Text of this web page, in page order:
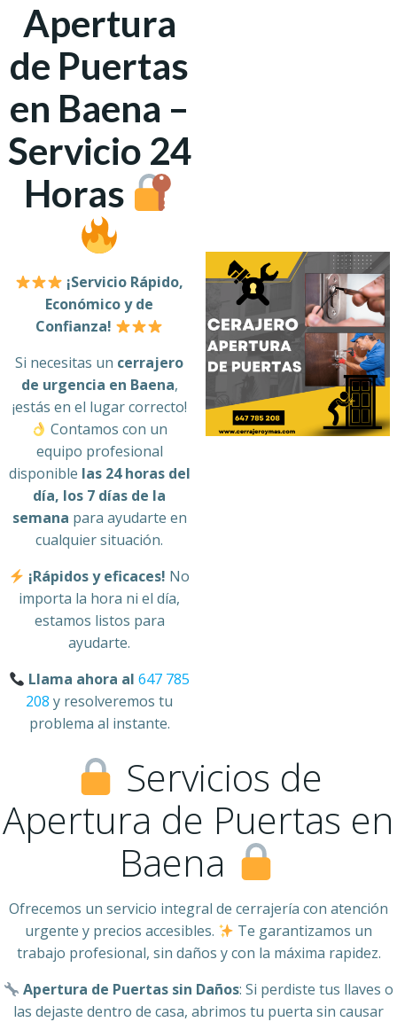
Apertura
de Puertas
en Baena –
Servicio 24
Horas
¡Servicio Rápido,
Económico y de
Confianza!
Si necesitas un cerrajero
de urgencia en Baena,
¡estás en el lugar correcto!
Contamos con un
equipo profesional
disponible las 24 horas del
día, los 7 días de la
semana para ayudarte en
cualquier situación.
¡Rápidos y eficaces! No
importa la hora ni el día,
estamos listos para
ayudarte.
Llama ahora al647 785
208 y resolveremos tu
problema al instante.
Servicios de
Apertura de Puertas en
Baena
Ofrecemos un servicio integral de cerrajería con atención
urgente y precios accesibles.
Te garantizamos un
trabajo profesional, sin daños y con la máxima rapidez.
Apertura de Puertas sin Daños: Si perdiste tus llaves o
las dejaste dentro de casa, abrimos tu puerta sin causar